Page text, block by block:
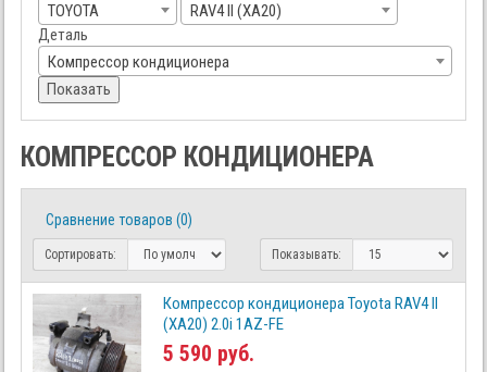
TOYOTA
RAV4 II (XA20)
Деталь
Компрессор кондиционера
Показать
КОМПРЕССОР КОНДИЦИОНЕРА
Сравнение товаров (0)
Сортировать: Показывать:
Компрессор кондиционера Toyota RAV4 II
(XA20) 2.0i 1AZ-FE
5 590 руб.